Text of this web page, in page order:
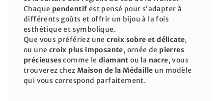
Chaque pendentif est pensé pour s’adapter à
différents goûts et offrir un bijou à la fois
esthétique et symbolique.
Que vous préfériez unecroix sobre et délicate,
ou une croix plus imposante, ornée de pierres
précieusescomme lediamant ou la nacre, vous
trouverez chezMaison de la Médaille un modèle
qui vous correspond parfaitement.